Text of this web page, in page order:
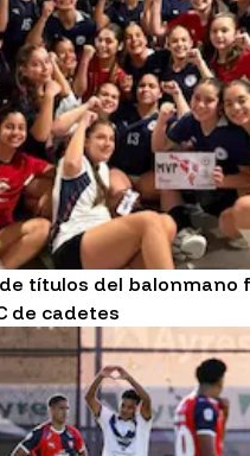
títulos del balonmano
de cadetes